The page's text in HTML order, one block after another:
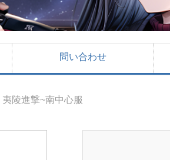
問い合わせ
陵進撃~南中心服